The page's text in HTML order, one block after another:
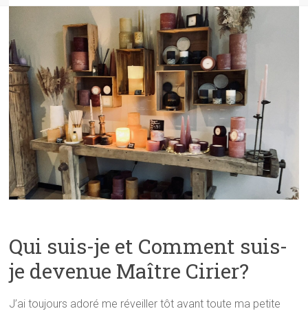
Qui suis-je et Comment suis-
je devenue Maître Cirier?
J’ai toujours adoré me réveiller tôt avant toute ma petite